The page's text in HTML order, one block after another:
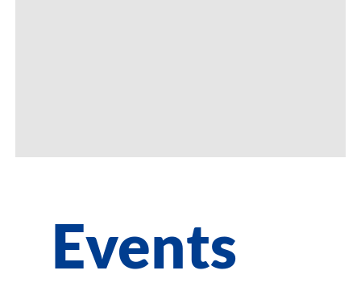
Events